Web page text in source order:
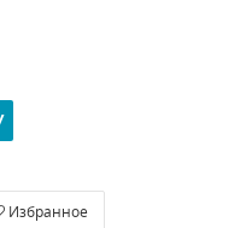
Избранное